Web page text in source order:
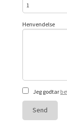
Henvendelse
Jeg godtar
Send